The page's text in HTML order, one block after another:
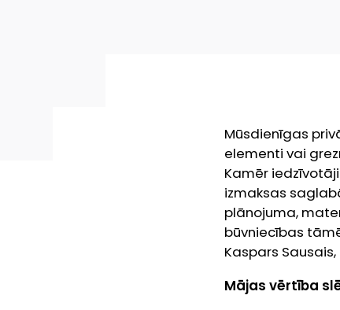
Mūsdienīgas
elementi vai
Kamēr
izmaksas
plānojuma,
būvniecības
Kaspars
Mājas vērtība